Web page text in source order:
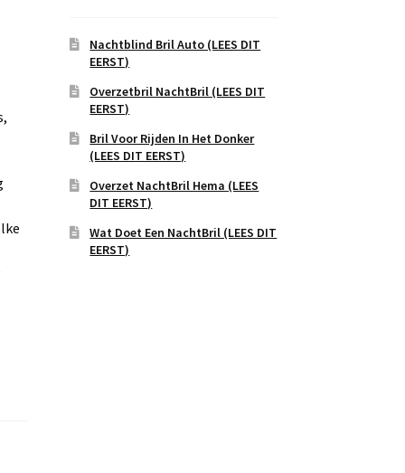
Nachtblind Bril Auto (LEES DIT
EERST)
Overzetbril NachtBril (LEES DIT
EERST)
Bril Voor Rijden In Het Donker
(LEES DIT EERST)
Overzet NachtBril Hema (LEES
DIT EERST)
Wat Doet Een NachtBril (LEES DIT
EERST)